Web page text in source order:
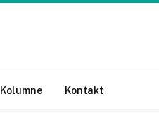
Kolumne Kontakt